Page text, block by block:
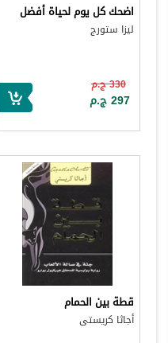
اضحك كل يوم لحياة أفضل
ليزا ستورج
330 ج.م
297 ج.م
قطة بين الحمام
أجاثا كريستى